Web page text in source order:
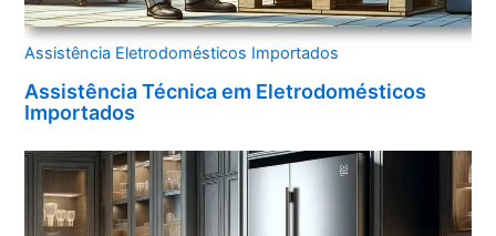
Assistência Eletrodomésticos Importados
Assistência Técnica em Eletrodomésticos
Importados